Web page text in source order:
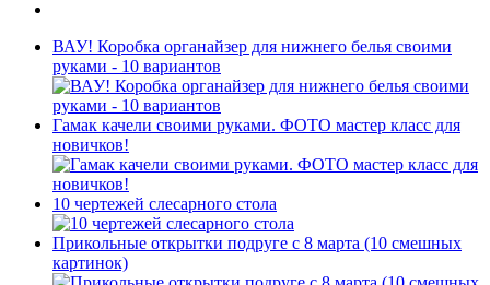
ВАУ! Коробка органайзер для нижнего белья своими
руками - 10 вариантов
Гамак качели своими руками. ФОТО мастер класс для
новичков!
10 чертежей слесарного стола
Прикольные открытки подруге с 8 марта (10 смешных
картинок)